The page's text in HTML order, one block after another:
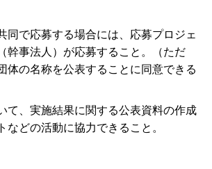
同で応募する場合には、応募プロジェ
幹事法人）が応募すること。（ただ
体の名称を公表することに同意できる
て、実施結果に関する公表資料の作成
などの活動に協力できること。